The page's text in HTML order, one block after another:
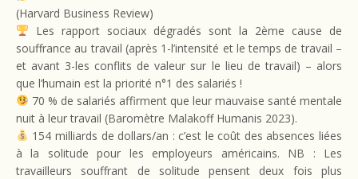
(Harvard Business Review)
Les rapport sociaux dégradés sont la 2ème cause de
souffrance au travail (après 1-l’intensité et le temps de travail –
et avant 3-les conflits de valeur sur le lieu de travail) – alors
que l’humain est la priorité n°1 des salariés !
70 % de salariés affirment que leur mauvaise santé mentale
nuit à leur travail (Baromètre Malakoff Humanis 2023).
154 milliards de dollars/an : c’est le coût des absences liées
à la solitude pour les employeurs américains. NB : Les
travailleurs souffrant de solitude pensent deux fois plus